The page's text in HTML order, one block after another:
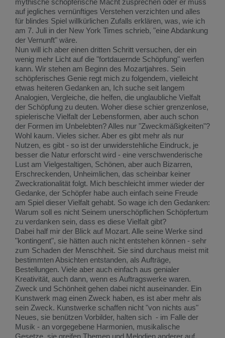
auf jegliches vernünftiges Verstehen verzichten und alles
für blindes Spiel willkürlichen Zufalls erklären, was, wie ich
am 7. Juli in der New York Times schrieb, "eine Abdankung
der Vernunft" wäre.
Nun will ich aber einen dritten Schritt versuchen, der ein
wenig mehr Licht auf die "fortdauernde Schöpfung" werfen
kann. Wir stehen am Beginn des Mozartjahres. Sein
schöpferisches Genie regt mich zu folgendem, vielleicht
etwas heiteren Gedanken an, Ich suche seit langem
Analogien, Vergleiche, die helfen, die unglaubliche Vielfalt
der Schöpfung zu deuten. Woher diese schier grenzenlose,
spielerische Vielfalt der Lebensformen, aber auch schon
der Formen im Unbelebten? Alles nur "Zweckmäßigkeiten"?
Wohl kaum. Vieles sicher. Aber es gibt mehr als nur
Nutzen, es gibt - so ist der unwiderstehliche Eindruck, je
besser die Natur erforscht wird - eine verschwenderische
Lust am Vielgestaltigen, Schönen, aber auch Bizarren,
Erschreckenden, Unheimlichen, das scheinbar keiner
Zweckrationalität folgt. Mich beschleicht immer wieder der
Gedanke, der Schöpfer habe auch einfach seine Freude
am Spiel dieser Vielfalt gehabt. So wage ich den Gedanken:
Warum soll es nicht Seinem unerschöpflichen Schöpfertum
zu verdanken sein, dass es diese Vielfalt gibt?
Dabei half mir der Blick auf Mozart. Alle seine Werke sind
"kontingent", sie hätten auch nicht entstehen können - sehr
zum Schaden der Menschheit. Sie sind durchaus meist mit
bestimmten Absichten entstanden, als Aufträge,
Bestellungen. Viele aber auch einfach aus genialer
Kreativität, auch dann, wenn es Auftragswerke waren.
Zweck und Schönheit gehen dabei nicht auseinander. Ein
Kunstwerk mag einen Zweck haben, es ist aber mehr als
sein Zweck. Kunstwerke schaffen nicht "von nichts aus"
Neues, sie benützen Vorbilder, halten sich - im Falle der
Musik - an vorgegebene Harmonien, musikalische
Gesetze, sie greifen Themen und Melodien anderer auf,